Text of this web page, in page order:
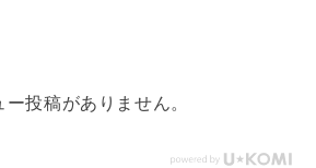
ー投稿がありません。